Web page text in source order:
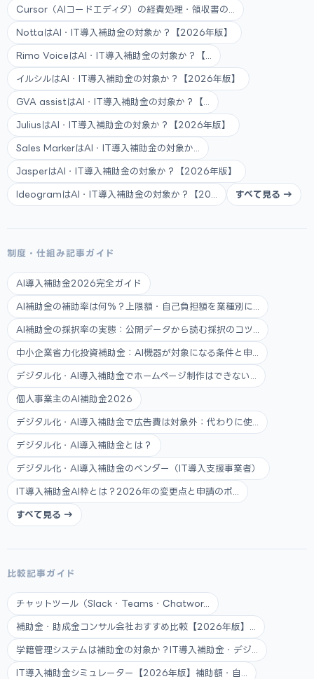
Cursor（AIコードエディタ）の経費処理・領収書の...
NottaはAI・IT導入補助金の対象か？【2026年版】
Rimo VoiceはAI・IT導入補助金の対象か？【...
イルシルはAI・IT導入補助金の対象か？【2026年版】
GVA assistはAI・IT導入補助金の対象か？【...
JuliusはAI・IT導入補助金の対象か？【2026年版】
Sales MarkerはAI・IT導入補助金の対象か...
JasperはAI・IT導入補助金の対象か？【2026年版】
IdeogramはAI・IT導入補助金の対象か？【20... すべて見る →
制度・仕組み記事ガイド
AI導入補助金2026完全ガイド
AI補助金の補助率は何%？上限額・自己負担額を業種別に...
AI補助金の採択率の実態：公開データから読む採択のコツ...
中小企業省力化投資補助金：AI機器が対象になる条件と申...
デジタル化・AI導入補助金でホームページ制作はできない...
個人事業主のAI補助金2026
デジタル化・AI導入補助金で広告費は対象外：代わりに使...
デジタル化・AI導入補助金とは？
デジタル化・AI導入補助金のベンダー（IT導入支援事業者）
IT導入補助金AI枠とは？2026年の変更点と申請のポ...
すべて見る →
比較記事ガイド
チャットツール（Slack・Teams・Chatwor...
補助金・助成金コンサル会社おすすめ比較【2026年版】...
学籍管理システムは補助金の対象か？IT導入補助金・デジ...
IT導入補助金シミュレーター【2026年版】補助額・自...